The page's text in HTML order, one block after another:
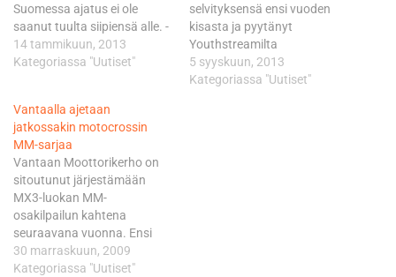
Suomessa ajatus ei ole
saanut tuulta siipiensä alle. -
Tällä hetkellä vaikuttaa
todennäköiseltä, että
vahvistaa Suomen
moottoriliiton
toimitusjohtaja Kurt
Ljungqvist. - Ensi vuoden
MM-osakilpailuja pitää
hakea tammikuun loppuun
mennessä ja ainakaan vielä
yksikään kerho Suomessa
ole…
14 tammikuun, 2013
Kategoriassa "Uutiset"
selvityksensä ensi vuoden
kisasta ja pyytänyt
Youthstreamilta
mahdollisimman pikaisesti
omaa ehdotusta.
5 syyskuun, 2013
Kategoriassa "Uutiset"
Vantaalla ajetaan
jatkossakin motocrossin
MM-sarjaa
Vantaan Moottorikerho on
sitoutunut järjestämään
MX3-luokan MM-
osakilpailun kahtena
seuraavana vuonna. Ensi
kaudella MM-pisteistä
Vantaan Vauhtikeskuksessa
30 marraskuun, 2009
Kategoriassa "Uutiset"